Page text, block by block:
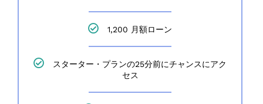
1,200 月額ローン
スターター・プランの25分前にチャンスにアク
セス